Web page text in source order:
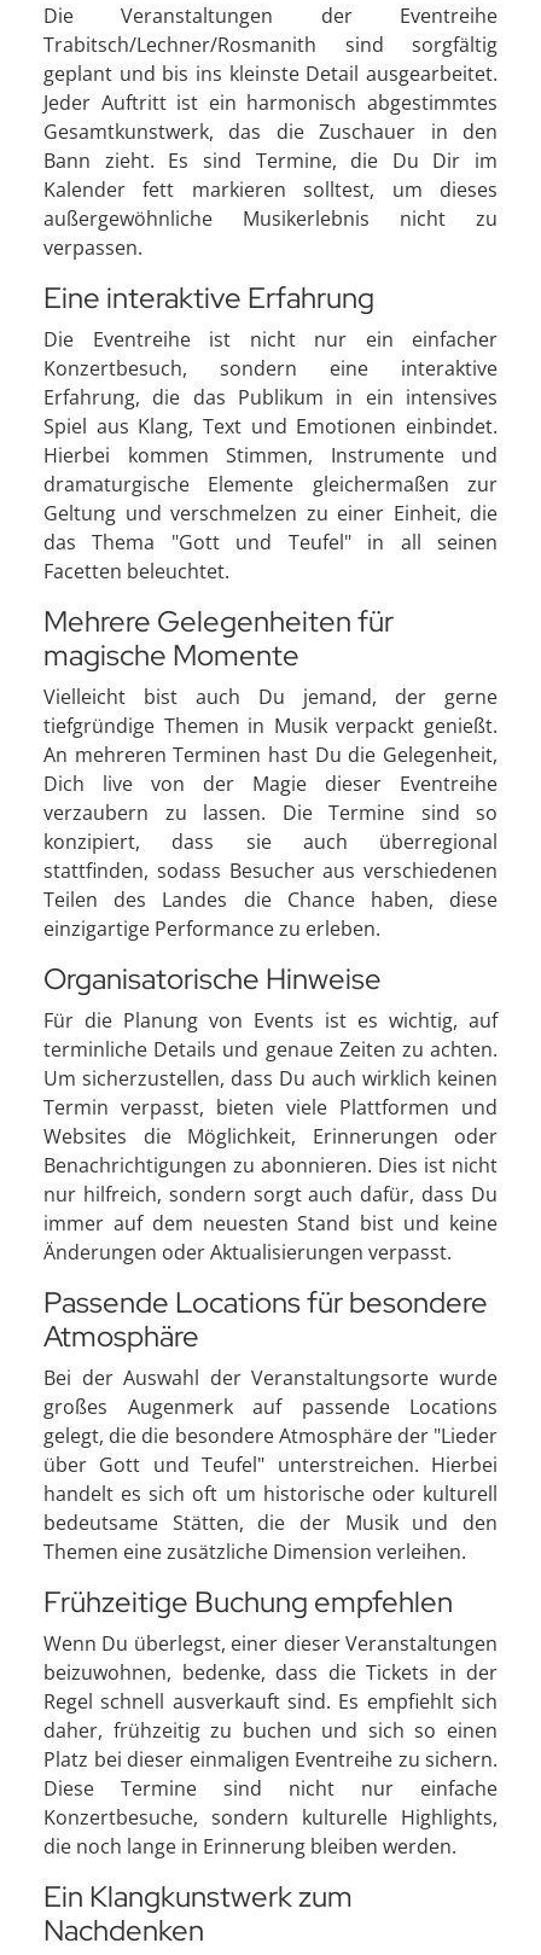
Die Veranstaltungen der Eventreihe
Trabitsch/Lechner/Rosmanith sind sorgfältig
geplant und bis ins kleinste Detail ausgearbeitet.
Jeder Auftritt ist ein harmonisch abgestimmtes
Gesamtkunstwerk, das die Zuschauer in den
Bann zieht. Es sind Termine, die Du Dir im
Kalender fett markieren solltest, um dieses
außergewöhnliche Musikerlebnis nicht zu
verpassen.
Eine interaktive Erfahrung
Die Eventreihe ist nicht nur ein einfacher
Konzertbesuch, sondern eine interaktive
Erfahrung, die das Publikum in ein intensives
Spiel aus Klang, Text und Emotionen einbindet.
Hierbei kommen Stimmen, Instrumente und
dramaturgische Elemente gleichermaßen zur
Geltung und verschmelzen zu einer Einheit, die
das Thema "Gott und Teufel" in all seinen
Facetten beleuchtet.
Mehrere Gelegenheiten für
magische Momente
Vielleicht bist auch Du jemand, der gerne
tiefgründige Themen in Musik verpackt genießt.
An mehreren Terminen hast Du die Gelegenheit,
Dich live von der Magie dieser Eventreihe
verzaubern zu lassen. Die Termine sind so
konzipiert, dass sie auch überregional
stattfinden, sodass Besucher aus verschiedenen
Teilen des Landes die Chance haben, diese
einzigartige Performance zu erleben.
Organisatorische Hinweise
Für die Planung von Events ist es wichtig, auf
terminliche Details und genaue Zeiten zu achten.
Um sicherzustellen, dass Du auch wirklich keinen
Termin verpasst, bieten viele Plattformen und
Websites die Möglichkeit, Erinnerungen oder
Benachrichtigungen zu abonnieren. Dies ist nicht
nur hilfreich, sondern sorgt auch dafür, dass Du
immer auf dem neuesten Stand bist und keine
Änderungen oder Aktualisierungen verpasst.
Passende Locations für besondere
Atmosphäre
Bei der Auswahl der Veranstaltungsorte wurde
großes Augenmerk auf passende Locations
gelegt, die die besondere Atmosphäre der "Lieder
über Gott und Teufel" unterstreichen. Hierbei
handelt es sich oft um historische oder kulturell
bedeutsame Stätten, die der Musik und den
Themen eine zusätzliche Dimension verleihen.
Frühzeitige Buchung empfehlen
Wenn Du überlegst, einer dieser Veranstaltungen
beizuwohnen, bedenke, dass die Tickets in der
Regel schnell ausverkauft sind. Es empfiehlt sich
daher, frühzeitig zu buchen und sich so einen
Platz bei dieser einmaligen Eventreihe zu sichern.
Diese Termine sind nicht nur einfache
Konzertbesuche, sondern kulturelle Highlights,
die noch lange in Erinnerung bleiben werden.
Ein Klangkunstwerk zum
Nachdenken